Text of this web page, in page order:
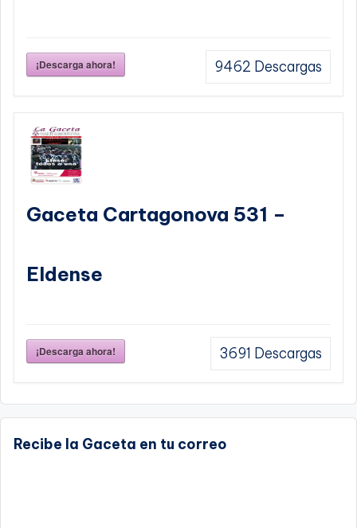
¡Descarga ahora! 9462 Descargas
Gaceta Cartagonova 531 –
Eldense
¡Descarga ahora! 3691 Descargas
Recibe la Gaceta en tu correo